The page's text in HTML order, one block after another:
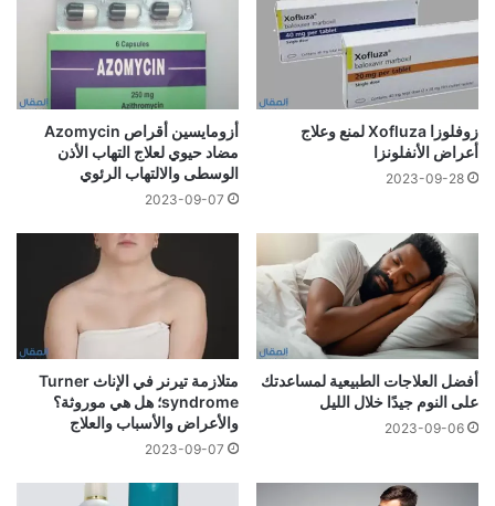
زوفلوزا Xofluza لمنع وعلاج
أعراض الأنفلونزا
2023-09-28
أزومايسين أقراص Azomycin
مضاد حيوي لعلاج التهاب الأذن
الوسطى والالتهاب الرئوي
2023-09-07
أفضل العلاجات الطبيعية لمساعدتك
على النوم جيدًا خلال الليل
2023-09-06
متلازمة تيرنر في الإناث Turner
syndrome؛ هل هي موروثة؟
والأعراض والأسباب والعلاج
2023-09-07